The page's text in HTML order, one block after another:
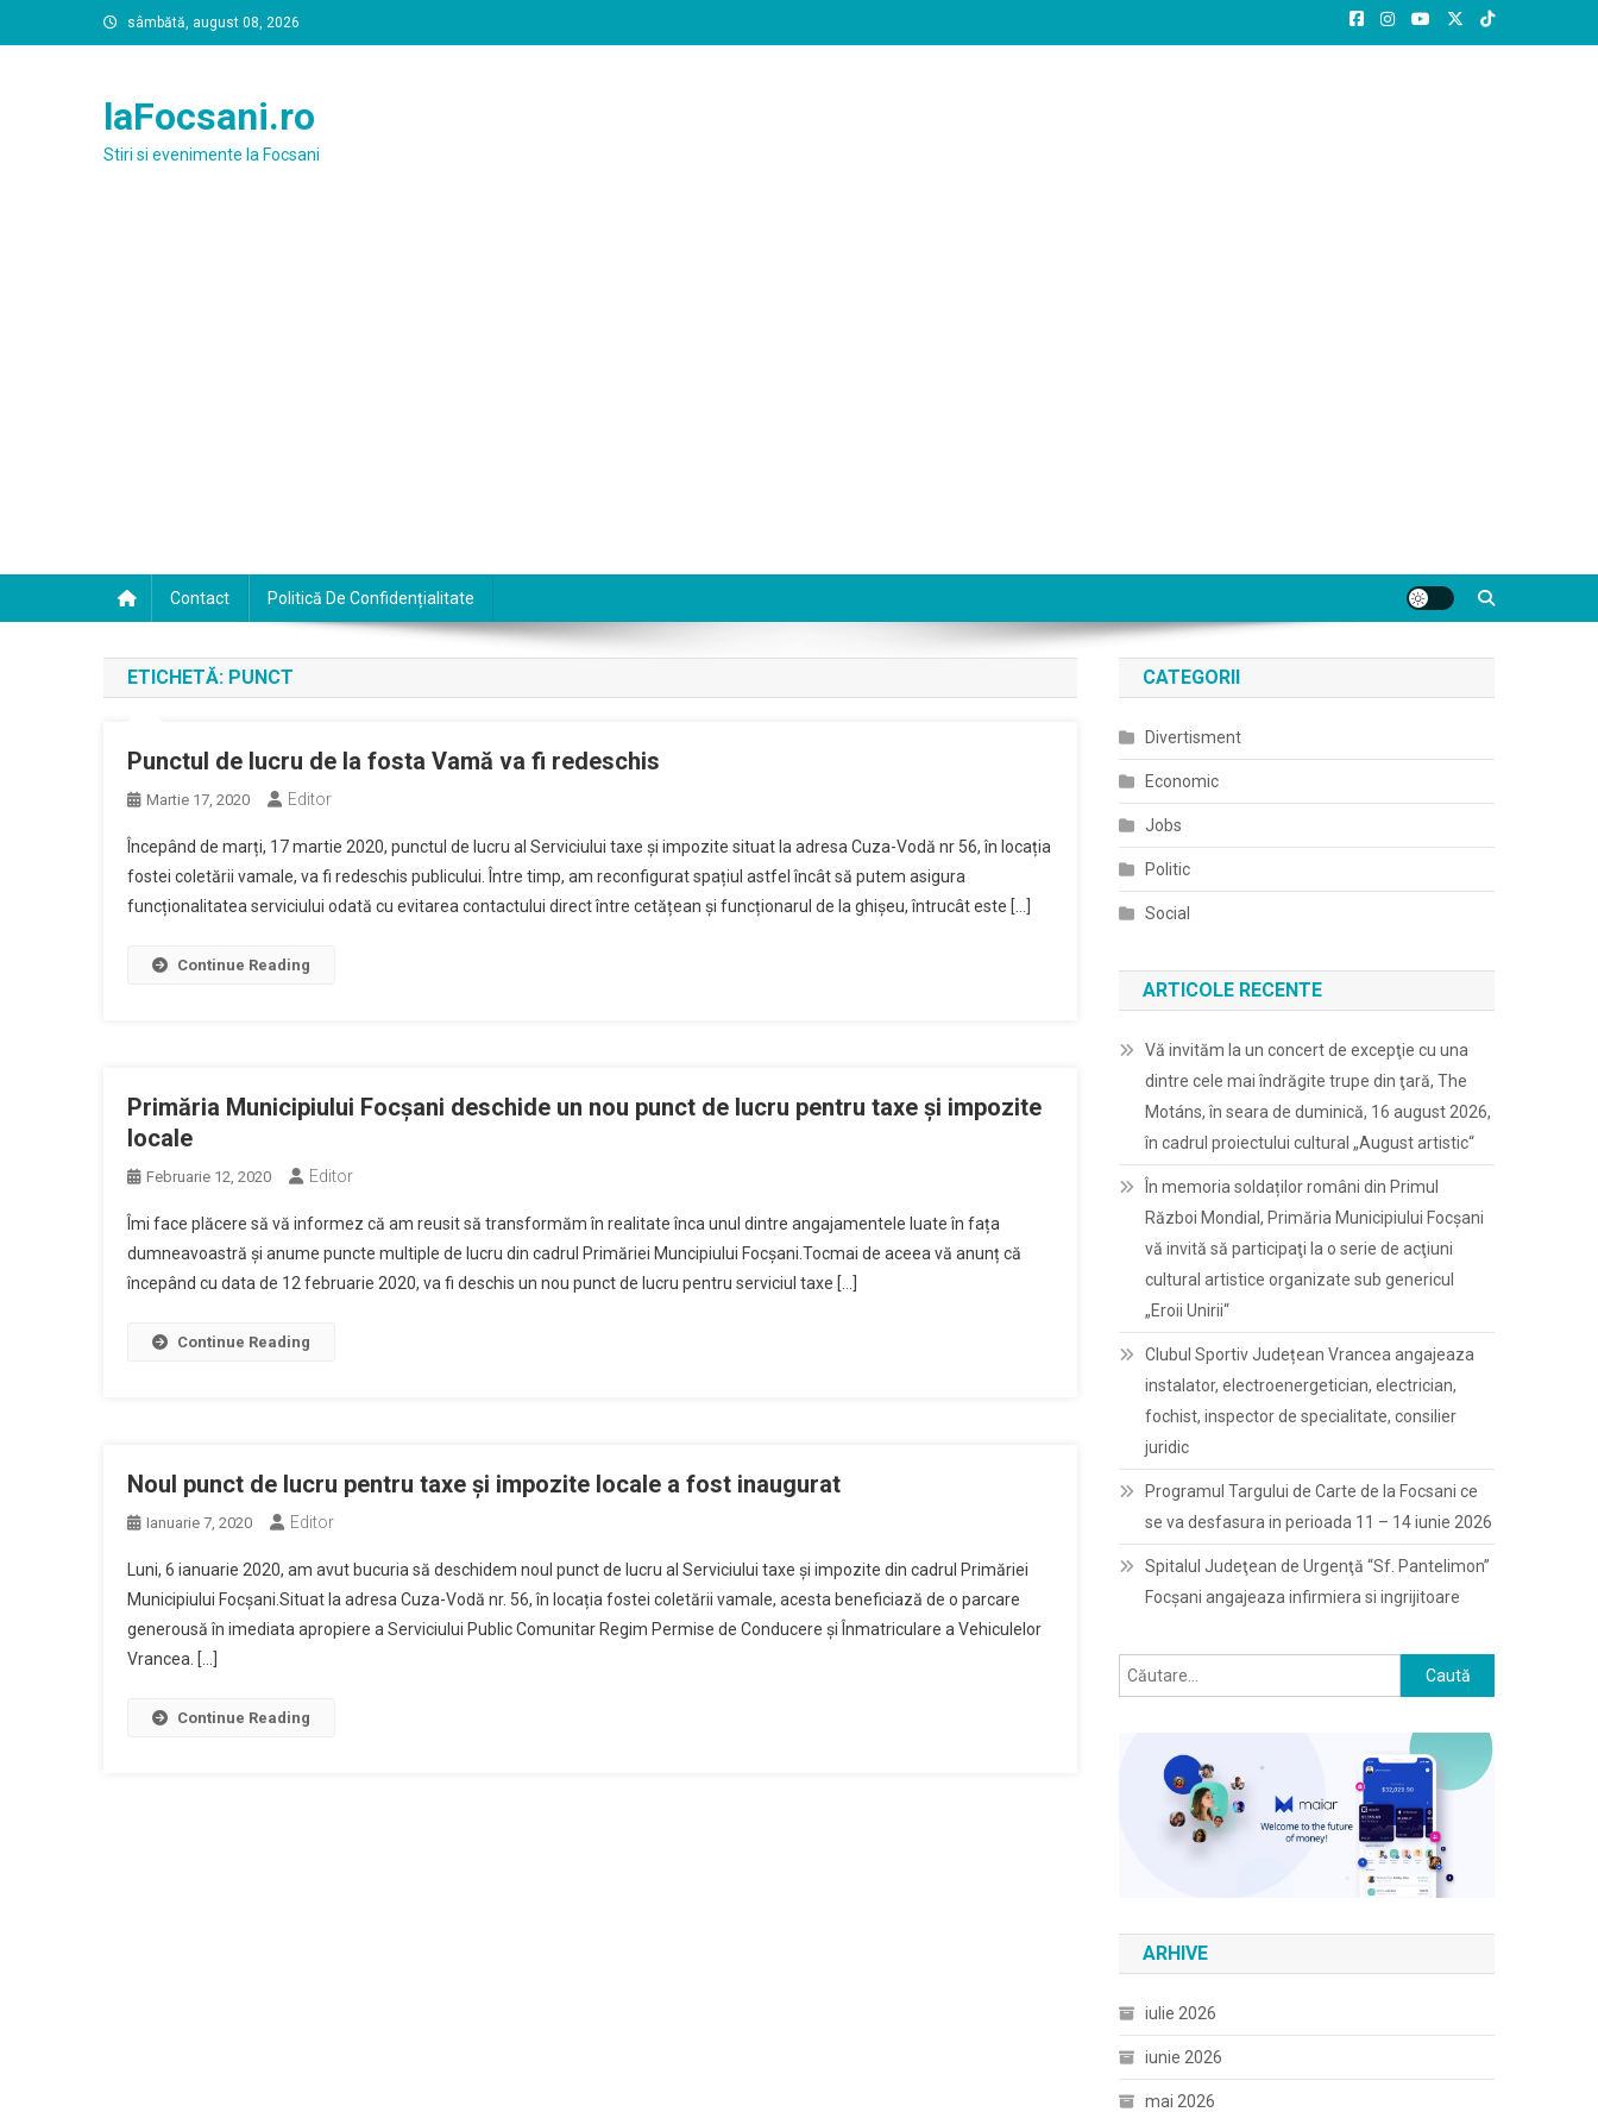
to
sâmbătă, august 08, 2026
laFocsani.ro
Stiri si evenimente la Focsani
Contact Politică De Confidențialitate
ETICHETĂ: PUNCT
Punctul de lucru de la fosta Vamă va fi redeschis
Martie 17, 2020 Editor
Începând de marți, 17 martie 2020, punctul de lucru al Serviciului taxe și impozite situat la adresa Cuza-Vodă nr 56, în locația
fostei coletării vamale, va fi redeschis publicului. Între timp, am reconfigurat spațiul astfel încât să putem asigura
funcționalitatea serviciului odată cu evitarea contactului direct între cetățean și funcționarul de la ghișeu, întrucât este […]
Continue Reading
Primăria Municipiului Focșani deschide un nou punct de lucru pentru taxe și impozite
locale
Februarie 12, 2020 Editor
Îmi face plăcere să vă informez că am reusit să transformăm în realitate înca unul dintre angajamentele luate în fața
dumneavoastră și anume puncte multiple de lucru din cadrul Primăriei Muncipiului Focșani.Tocmai de aceea vă anunț că
începând cu data de 12 februarie 2020, va fi deschis un nou punct de lucru pentru serviciul taxe […]
Continue Reading
Noul punct de lucru pentru taxe și impozite locale a fost inaugurat
Ianuarie 7, 2020 Editor
Luni, 6 ianuarie 2020, am avut bucuria să deschidem noul punct de lucru al Serviciului taxe și impozite din cadrul Primăriei
Municipiului Focșani.Situat la adresa Cuza-Vodă nr. 56, în locația fostei coletării vamale, acesta beneficiază de o parcare
generousă în imediata apropiere a Serviciului Public Comunitar Regim Permise de Conducere și Înmatriculare a Vehiculelor
Vrancea. […]
Continue Reading
CATEGORII
Divertisment
Economic
Jobs
Politic
Social
ARTICOLE RECENTE
Vă invităm la un concert de excepţie cu una
dintre cele mai îndrăgite trupe din ţară, The
Motáns, în seara de duminică, 16 august 2026,
în cadrul proiectului cultural „August artistic“
În memoria soldaților români din Primul
Război Mondial, Primăria Municipiului Focșani
vă invită să participaţi la o serie de acţiuni
cultural artistice organizate sub genericul
„Eroii Unirii“
Clubul Sportiv Județean Vrancea angajeaza
instalator, electroenergetician, electrician,
fochist, inspector de specialitate, consilier
juridic
Programul Targului de Carte de la Focsani ce
se va desfasura in perioada 11 – 14 iunie 2026
Spitalul Judeţean de Urgenţă “Sf. Pantelimon”
Focşani angajeaza infirmiera si ingrijitoare
Caută
după:
ARHIVE
iulie 2026
iunie 2026
mai 2026